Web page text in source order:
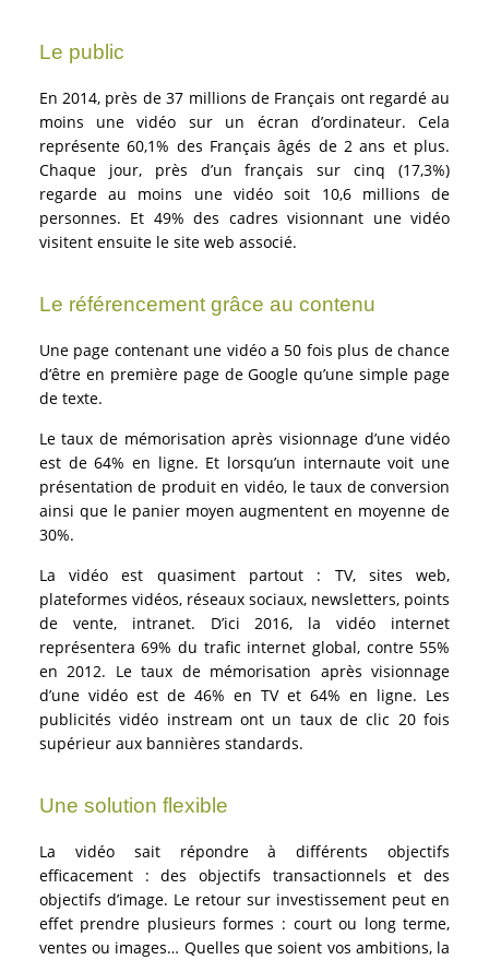
Le public
En 2014, près de 37 millions de Français ont regardé au
moins une vidéo sur un écran d’ordinateur. Cela
représente 60,1% des Français âgés de 2 ans et plus.
Chaque jour, près d’un français sur cinq (17,3%)
regarde au moins une vidéo soit 10,6 millions de
personnes. Et 49% des cadres visionnant une vidéo
visitent ensuite le site web associé.
Le référencement grâce au contenu
Une page contenant une vidéo a 50 fois plus de chance
d’être en première page de Google qu’une simple page
de texte.
Le taux de mémorisation après visionnage d’une vidéo
est de 64% en ligne. Et lorsqu’un internaute voit une
présentation de produit en vidéo, le taux de conversion
ainsi que le panier moyen augmentent en moyenne de
30%.
La vidéo est quasiment partout : TV, sites web,
plateformes vidéos, réseaux sociaux, newsletters, points
de vente, intranet. D’ici 2016, la vidéo internet
représentera 69% du trafic internet global, contre 55%
en 2012. Le taux de mémorisation après visionnage
d’une vidéo est de 46% en TV et 64% en ligne. Les
publicités vidéo instream ont un taux de clic 20 fois
supérieur aux bannières standards.
Une solution flexible
La vidéo sait répondre à différents objectifs
efficacement : des objectifs transactionnels et des
objectifs d’image. Le retour sur investissement peut en
effet prendre plusieurs formes : court ou long terme,
ventes ou images… Quelles que soient vos ambitions, la